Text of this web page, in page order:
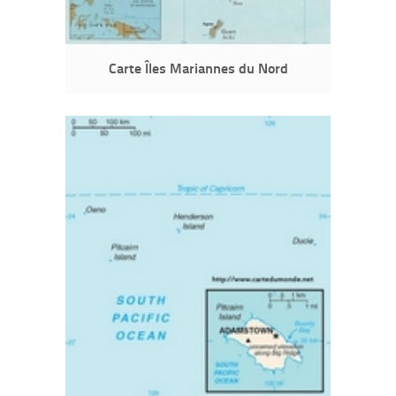
Carte Îles Mariannes du Nord